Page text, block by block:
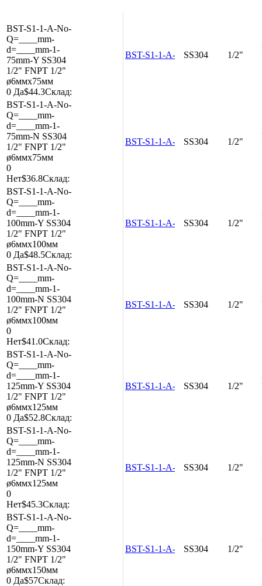
BST-S1-1-A-No-
Q=____mm-
d=____mm-1-
75mm-Y SS304
1/2" FNPT 1/2"
ø6ммx75мм
0 Да$44.3Склад:
BST-S1-1-A-No-Q=____mm-
SS304 1/2"
BST-S1-1-A-No-
Q=____mm-
d=____mm-1-
75mm-N SS304
1/2" FNPT 1/2"
ø6ммx75мм
0
Нет$36.8Склад:
BST-S1-1-A-No-Q=____mm-
SS304 1/2"
BST-S1-1-A-No-
Q=____mm-
d=____mm-1-
100mm-Y SS304
1/2" FNPT 1/2"
ø6ммx100мм
0 Да$48.5Склад:
BST-S1-1-A-No-Q=____mm-
SS304 1/2"
BST-S1-1-A-No-
Q=____mm-
d=____mm-1-
100mm-N SS304
1/2" FNPT 1/2"
ø6ммx100мм
0
Нет$41.0Склад:
BST-S1-1-A-No-Q=____mm-
SS304 1/2"
BST-S1-1-A-No-
Q=____mm-
d=____mm-1-
125mm-Y SS304
1/2" FNPT 1/2"
ø6ммx125мм
0 Да$52.8Склад:
BST-S1-1-A-No-Q=____mm-
SS304 1/2"
BST-S1-1-A-No-
Q=____mm-
d=____mm-1-
125mm-N SS304
1/2" FNPT 1/2"
ø6ммx125мм
0
Нет$45.3Склад:
BST-S1-1-A-No-Q=____mm-
SS304 1/2"
BST-S1-1-A-No-
Q=____mm-
d=____mm-1-
150mm-Y SS304
1/2" FNPT 1/2"
ø6ммx150мм
0 Да$57Склад:
BST-S1-1-A-No-Q=____mm-
SS304 1/2"